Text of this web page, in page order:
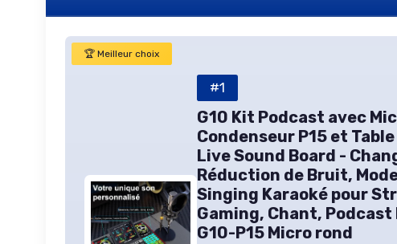
🏆 Meilleur choix
#1
G10 Kit Podcast avec
Condenseur P15 et
Live Sound Board -
Réduction de Bruit,
Singing Karaoké pour
Gaming, Chant,
G10-P15 Micro rond